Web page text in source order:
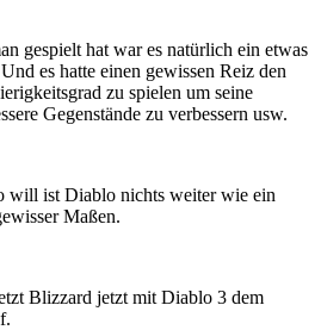
gespielt hat war es natürlich ein etwas
es hatte einen gewissen Reiz den
zu spielen um seine
Gegenstände zu verbessern usw.
will ist Diablo nichts weiter wie ein
Maßen.
Blizzard jetzt mit Diablo 3 dem